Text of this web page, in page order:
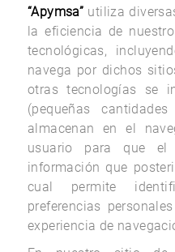
“Apymsa” utiliza
la eficiencia de
tecnológicas,
navega por dichos
otras tecnologías se
(pequeñas
almacenan en el
usuario para que el
información que
cual permite
preferencias
experiencia de